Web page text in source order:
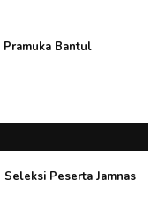
Bantul
Peserta Jamnas